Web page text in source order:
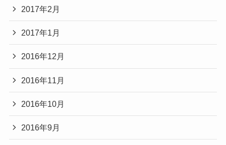
2017年2月
2017年1月
2016年12月
2016年11月
2016年10月
2016年9月